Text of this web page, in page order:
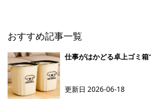
おすすめ記事一覧
仕事がはかどる卓上ゴミ
更新日2026-06-18